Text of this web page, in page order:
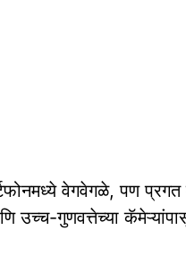
वेगवेगळे, पण
उच्च-गुणवत्तेच्या